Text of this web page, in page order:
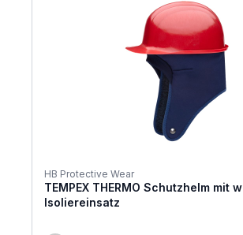
HB Protective Wear
TEMPEX THERMO Schutzhelm mit
Isoliereinsatz